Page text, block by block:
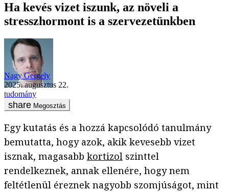
Ha kevés vizet iszunk, az növeli a
stresszhormont is a szervezetünkben
Nagy Gergely
2025. augusztus 22.
tudomány
Megosztás
Egy kutatás és a hozzá kapcsolódó tanulmány
bemutatta, hogy azok, akik kevesebb vizet
isznak, magasabb kortizol szinttel
rendelkeznek, annak ellenére, hogy nem
feltétlenül éreznek nagyobb szomjúságot, mint